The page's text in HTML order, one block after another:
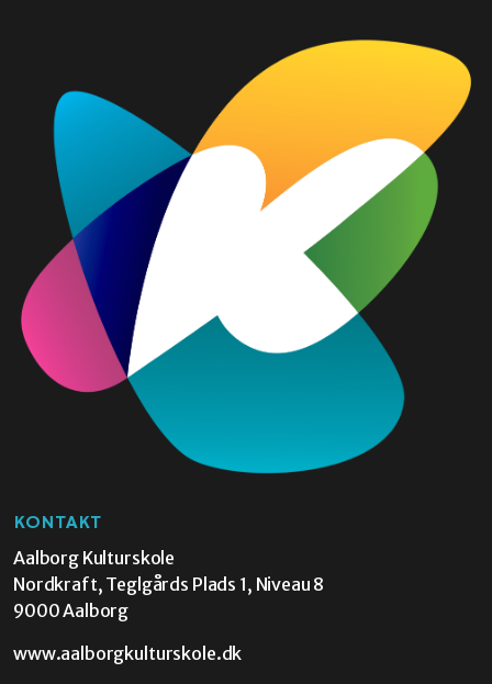
KONTAKT
Aalborg Kulturskole
Nordkraft, Teglgårds Plads 1, Niveau 8
9000 Aalborg
www.aalborgkulturskole.dk